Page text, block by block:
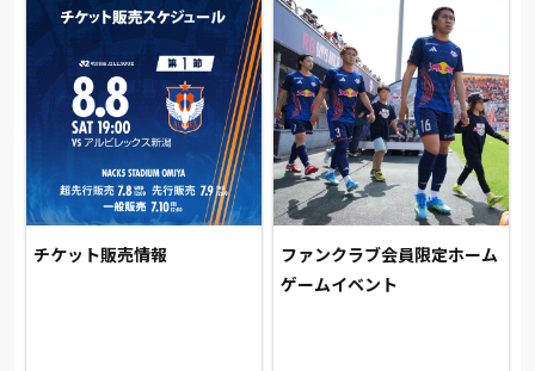
チケット販売情報
ファンクラブ会員限定ホーム
ゲームイベント